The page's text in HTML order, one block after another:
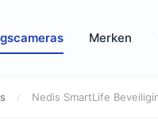
Merken
/ Nedis SmartLife